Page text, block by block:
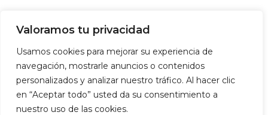
Valoramos tu privacidad
Usamos cookies para mejorar su experiencia de
navegación, mostrarle anuncios o contenidos
personalizados y analizar nuestro tráfico. Al hacer clic
en “Aceptar todo” usted da su consentimiento a
nuestro uso de las cookies.